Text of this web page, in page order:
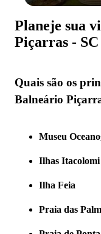
Planeje sua
Piçarras - SC
Quais são os
Balneário
Museu
Ilhas Itacolomi
Ilha Feia
Praia das